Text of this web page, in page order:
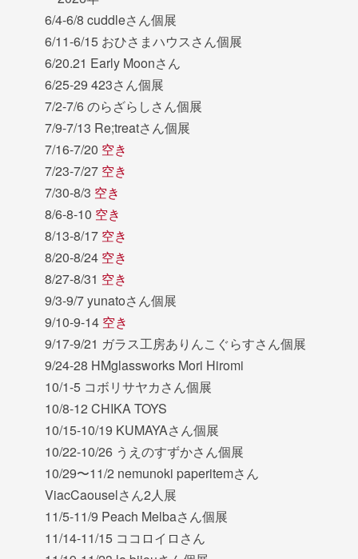
6/4-6/8 cuddleさん個展
6/11-6/15 おひさまハウスさん個展
6/20.21 Early Moonさん
6/25-29 423さん個展
7/2-7/6 のらざらしさん個展
7/9-7/13 Re;treatさん個展
7/16-7/20 空き
7/23-7/27 空き
7/30-8/3 空き
8/6-8-10 空き
8/13-8/17 空き
8/20-8/24 空き
8/27-8/31 空き
9/3-9/7 yunatoさん個展
9/10-9-14 空き
9/17-9/21 ガラス工房ありんこぐらすさん個展
9/24-28 HMglassworks Mori Hiromi
10/1-5 コボリサヤカさん個展
10/8-12 CHIKA TOYS
10/15-10/19 KUMAYAさん個展
10/22-10/26 うえのすずかさん個展
10/29〜11/2 nemunoki paperitemさん
ViacCaouselさん2人展
11/5-11/9 Peach Melbaさん個展
11/14-11/15 ココロイロさん